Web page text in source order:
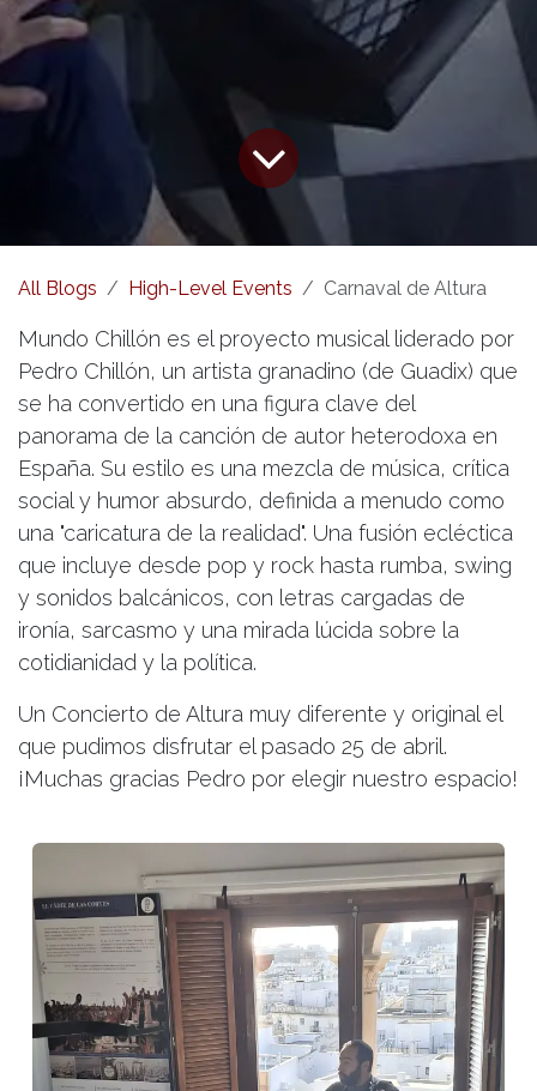
All Blogs High-Level Events Carnaval de Altura
Mundo Chillón es el proyecto musical liderado por
Pedro Chillón, un artista granadino (de Guadix) que
se ha convertido en una figura clave del
panorama de la canción de autor heterodoxa en
España. Su estilo es una mezcla de música, crítica
social y humor absurdo, definida a menudo como
una "caricatura de la realidad". Una fusión ecléctica
que incluye desde pop y rock hasta rumba, swing
y sonidos balcánicos, con letras cargadas de
ironía, sarcasmo y una mirada lúcida sobre la
cotidianidad y la política.
Un Concierto de Altura muy diferente y original el
que pudimos disfrutar el pasado 25 de abril.
¡Muchas gracias Pedro por elegir nuestro espacio!